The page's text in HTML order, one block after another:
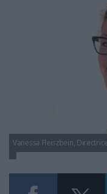
LES GUIDES PRATIQUES
L'ANNUAIRE DES ACTEURS
NOS OFFRES
Vanessa Fleiszbein,